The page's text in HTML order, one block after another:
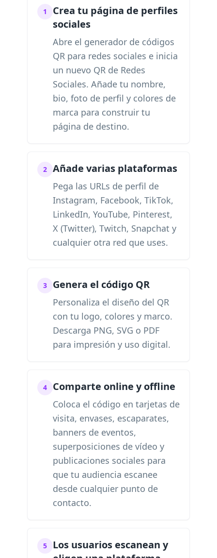
1
Crea tu página de perfiles
sociales
Abre el generador de códigos
QR para redes sociales e inicia
un nuevo QR de Redes
Sociales. Añade tu nombre,
bio, foto de perfil y colores de
marca para construir tu
página de destino.
2 Añade varias plataformas
Pega las URLs de perfil de
Instagram, Facebook, TikTok,
LinkedIn, YouTube, Pinterest,
X (Twitter), Twitch, Snapchat y
cualquier otra red que uses.
3 Genera el código QR
Personaliza el diseño del QR
con tu logo, colores y marco.
Descarga PNG, SVG o PDF
para impresión y uso digital.
4 Comparte online y offline
Coloca el código en tarjetas de
visita, envases, escaparates,
banners de eventos,
superposiciones de vídeo y
publicaciones sociales para
que tu audiencia escanee
desde cualquier punto de
contacto.
5
Los usuarios escanean y